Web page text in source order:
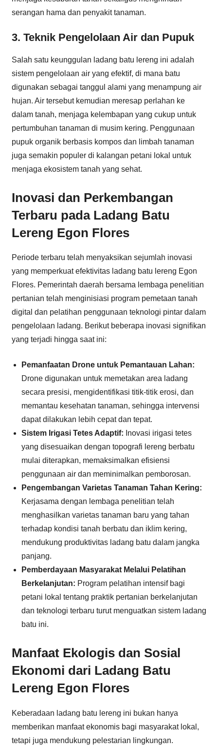
serangan hama dan penyakit tanaman.
3. Teknik Pengelolaan Air dan Pupuk
Salah satu keunggulan ladang batu lereng ini adalah
sistem pengelolaan air yang efektif, di mana batu
digunakan sebagai tanggul alami yang menampung air
hujan. Air tersebut kemudian meresap perlahan ke
dalam tanah, menjaga kelembapan yang cukup untuk
pertumbuhan tanaman di musim kering. Penggunaan
pupuk organik berbasis kompos dan limbah tanaman
juga semakin populer di kalangan petani lokal untuk
menjaga ekosistem tanah yang sehat.
Inovasi dan Perkembangan
Terbaru pada Ladang Batu
Lereng Egon Flores
Periode terbaru telah menyaksikan sejumlah inovasi
yang memperkuat efektivitas ladang batu lereng Egon
Flores. Pemerintah daerah bersama lembaga penelitian
pertanian telah menginisiasi program pemetaan tanah
digital dan pelatihan penggunaan teknologi pintar dalam
pengelolaan ladang. Berikut beberapa inovasi signifikan
yang terjadi hingga saat ini:
Pemanfaatan Drone untuk Pemantauan Lahan:
Drone digunakan untuk memetakan area ladang
secara presisi, mengidentifikasi titik-titik erosi, dan
memantau kesehatan tanaman, sehingga intervensi
dapat dilakukan lebih cepat dan tepat.
Sistem Irigasi Tetes Adaptif: Inovasi irigasi tetes
yang disesuaikan dengan topografi lereng berbatu
mulai diterapkan, memaksimalkan efisiensi
penggunaan air dan meminimalkan pemborosan.
Pengembangan Varietas Tanaman Tahan Kering:
Kerjasama dengan lembaga penelitian telah
menghasilkan varietas tanaman baru yang tahan
terhadap kondisi tanah berbatu dan iklim kering,
mendukung produktivitas ladang batu dalam jangka
panjang.
Pemberdayaan Masyarakat Melalui Pelatihan
Berkelanjutan: Program pelatihan intensif bagi
petani lokal tentang praktik pertanian berkelanjutan
dan teknologi terbaru turut menguatkan sistem ladang
batu ini.
Manfaat Ekologis dan Sosial
Ekonomi dari Ladang Batu
Lereng Egon Flores
Keberadaan ladang batu lereng ini bukan hanya
memberikan manfaat ekonomis bagi masyarakat lokal,
tetapi juga mendukung pelestarian lingkungan.